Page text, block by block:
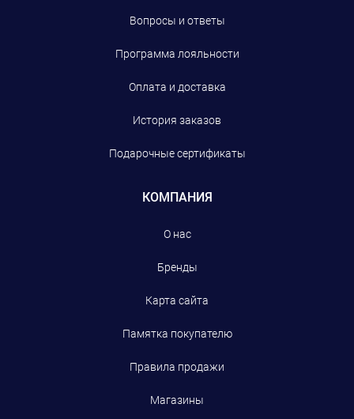
Вопросы и ответы
Программа лояльности
Оплата и доставка
История заказов
Подарочные сертификаты
КОМПАНИЯ
О нас
Бренды
Карта сайта
Памятка покупателю
Правила продажи
Магазины